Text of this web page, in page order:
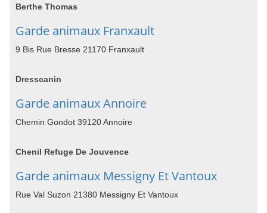
Berthe Thomas
Garde animaux Franxault
9 Bis Rue Bresse 21170 Franxault
Dresscanin
Garde animaux Annoire
Chemin Gondot 39120 Annoire
Chenil Refuge De Jouvence
Garde animaux Messigny Et Vantoux
Rue Val Suzon 21380 Messigny Et Vantoux